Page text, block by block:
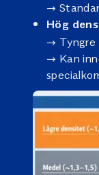
→
Hög
→ Tyngre
→ Kan